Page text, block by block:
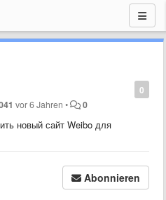
0
vor 6 Jahren • 0
новый сайт Weibo для
Abonnieren